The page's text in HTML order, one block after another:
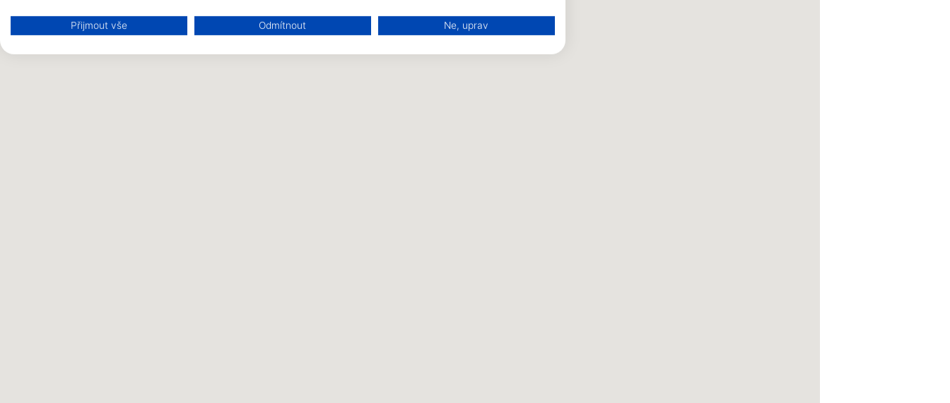
Použití omezených údajů k výběru reklam
Přijmout vše Odmítnout Ne, uprav